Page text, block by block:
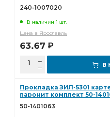
240-1007020
В наличии 1 шт.
Цена в Ярославль
63.67 Р
В
Прокладка ЗИЛ-5301
паронит комплект 50-
50-1401063